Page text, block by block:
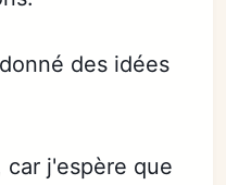
des idées
j'espère que